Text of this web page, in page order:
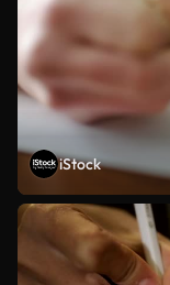
iStock